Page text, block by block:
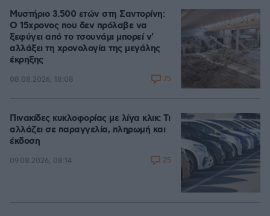
Μυστήριο 3.500 ετών στη Σαντορίνη:
Ο 15χρονος που δεν πρόλαβε να
ξεφύγει από το τσουνάμι μπορεί ν'
αλλάξει τη χρονολογία της μεγάλης
έκρηξης
08.08.2026, 18:08 75
Πινακίδες κυκλοφορίας με λίγα κλικ: Τι
αλλάζει σε παραγγελία, πληρωμή και
έκδοση
09.08.2026, 08:14 25